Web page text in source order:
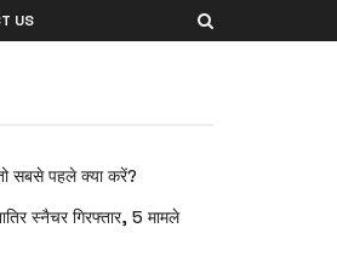
US
सबसे पहले क्या करें?
स्नैचर गिरफ्तार, 5 मामले